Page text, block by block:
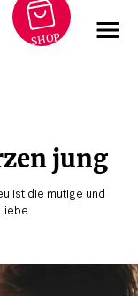
SHOP
jung
ist die mutige und